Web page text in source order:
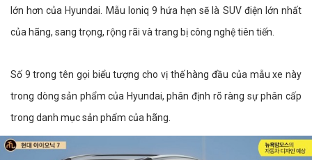
lớn hơn của Hyundai. Mẫu Ioniq 9 hứa hẹn sẽ là SUV điện lớn nhất
của hãng, sang trọng, rộng rãi và trang bị công nghệ tiên tiến.
Số 9 trong tên gọi biểu tượng cho vị thế hàng đầu của mẫu xe này
trong dòng sản phẩm của Hyundai, phân định rõ ràng sự phân cấp
trong danh mục sản phẩm của hãng.